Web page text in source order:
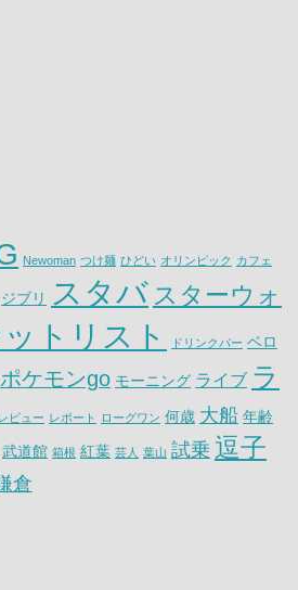
Newoman つけ麺 ひどい オリンピック カフェ
ジブリ スタバ スターウォ
トリスト ドリンクバー ベロ
ポケモンgo モーニング ライブ ラ
ビュー レポート ローグワン 何歳 大船 年齢
武道館 箱根 紅葉 芸人 葉山 試乗 逗子
倉